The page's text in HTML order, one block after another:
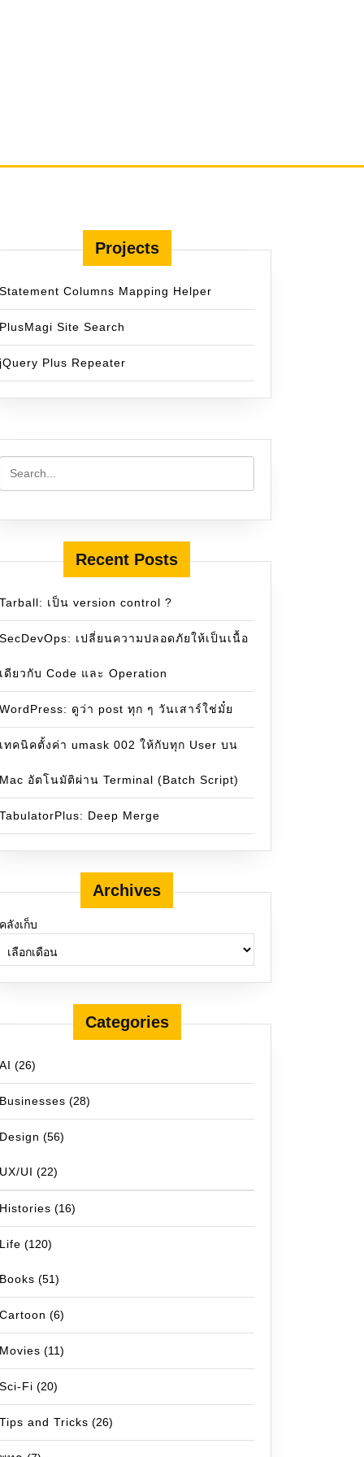
Projects
Statement Columns Mapping Helper
PlusMagi Site Search
jQuery Plus Repeater
Recent Posts
Tarball: เป็น version control ?
SecDevOps: เปลี่ยนความปลอดภัยให้เป็นเนื้อ
เดียวกับ Code และ Operation
WordPress: ดูว่า post ทุก ๆ วันเสาร์ใช่มั๋ย
เทคนิคตั้งค่า umask 002 ให้กับทุก User บน
Mac อัตโนมัติผ่าน Terminal (Batch Script)
TabulatorPlus: Deep Merge
Archives
คลังเก็บ
Categories
AI (26)
Businesses (28)
Design (56)
UX/UI (22)
Histories (16)
Life (120)
Books (51)
Cartoon (6)
Movies (11)
Sci-Fi (20)
Tips and Tricks (26)